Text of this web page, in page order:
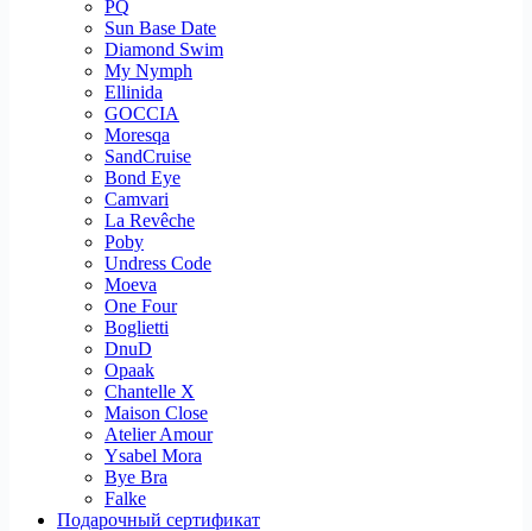
PQ
Sun Base Date
Diamond Swim
My Nymph
Ellinida
GOCCIA
Moresqa
SandCruise
Bond Eye
Camvari
La Revêche
Poby
Undress Code
Moeva
One Four
Boglietti
DnuD
Opaak
Chantelle X
Maison Close
Atelier Amour
Ysabel Mora
Bye Bra
Falke
Подарочный сертификат